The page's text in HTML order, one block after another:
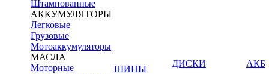
Штампованные
АККУМУЛЯТОРЫ
Легковые
Грузовые
Мотоаккумуляторы
МАСЛА
Моторные
ШИНЫ
ДИСКИ
АКБ